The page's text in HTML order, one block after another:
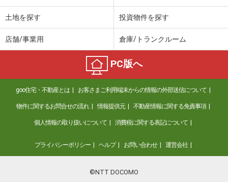
土地を探す 投資物件を探す
店舗/事業用 倉庫/トランクルーム
PC版へ
goo住宅・不動産とは お客さまご利用端末からの情報の外部送信について
物件に関するお問合せの流れ 情報提供元 不動産情報に関する免責事項
個人情報の取り扱いについて 消費税に関する表記について
プライバシーポリシー ヘルプ お問い合わせ 運営会社
©NTT DOCOMO